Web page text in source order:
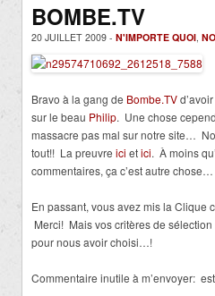
BOMBE.TV
20 JUILLET 2009 - N'IMPORTE QUOI,
Bravo à la gang de Bombe.TV
sur le beau Philip. Une chose
massacre pas mal sur notre site…
tout!! La preuvre ici etici. À moins
commentaires, ça c’est autre chose…
En passant, vous avez mis la Clique
Merci! Mais vos critères de
pour nous avoir choisi…!
Commentaire inutile à m’envoyer: